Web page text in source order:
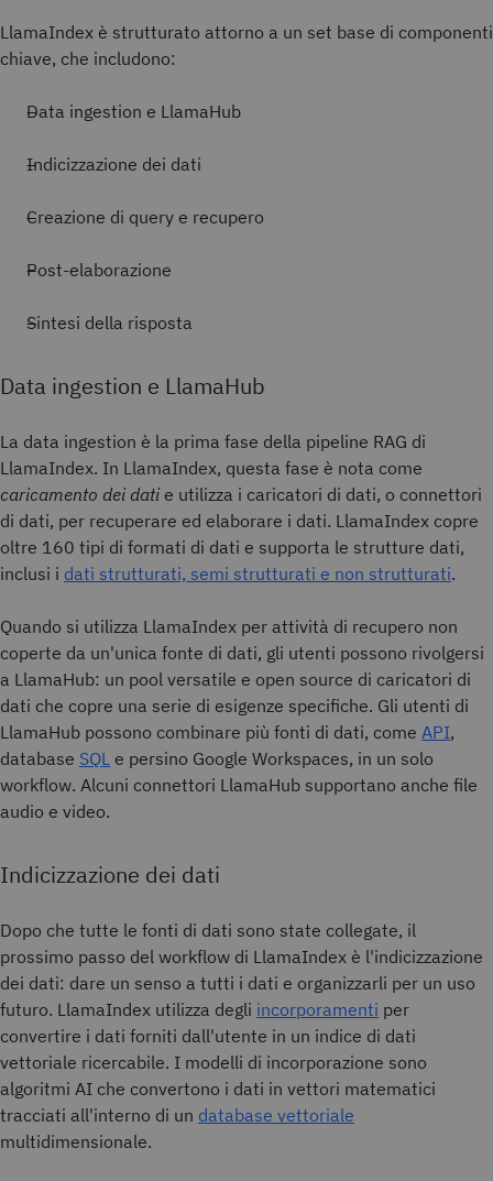
LlamaIndex è strutturato attorno a un set base di componenti
chiave, che includono:
Data ingestion e LlamaHub
Indicizzazione dei dati
Creazione di query e recupero
Post-elaborazione
Sintesi della risposta
Data ingestion e LlamaHub
La data ingestion è la prima fase della pipeline RAG di
LlamaIndex. In LlamaIndex, questa fase è nota come
caricamento dei dati e utilizza i caricatori di dati, o connettori
di dati, per recuperare ed elaborare i dati. LlamaIndex copre
oltre 160 tipi di formati di dati e supporta le strutture dati,
inclusi i dati strutturati, semi strutturati e non strutturati.
Quando si utilizza LlamaIndex per attività di recupero non
coperte da un'unica fonte di dati, gli utenti possono rivolgersi
a LlamaHub: un pool versatile e open source di caricatori di
dati che copre una serie di esigenze specifiche. Gli utenti di
LlamaHub possono combinare più fonti di dati, come API,
database SQL e persino Google Workspaces, in un solo
workflow. Alcuni connettori LlamaHub supportano anche file
audio e video.
Indicizzazione dei dati
Dopo che tutte le fonti di dati sono state collegate, il
prossimo passo del workflow di LlamaIndex è l'indicizzazione
dei dati: dare un senso a tutti i dati e organizzarli per un uso
futuro. LlamaIndex utilizza degli incorporamenti per
convertire i dati forniti dall'utente in un indice di dati
vettoriale ricercabile. I modelli di incorporazione sono
algoritmi AI che convertono i dati in vettori matematici
tracciati all'interno di un database vettoriale
multidimensionale.